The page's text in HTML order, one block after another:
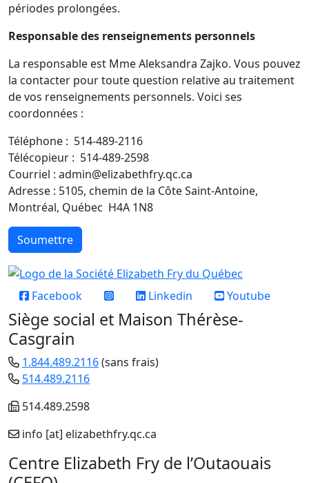
périodes prolongées.
Responsable des renseignements personnels
La responsable est Mme Aleksandra Zajko. Vous pouvez
la contacter pour toute question relative au traitement
de vos renseignements personnels. Voici ses
coordonnées :
Téléphone : 514-489-2116
Télécopieur : 514-489-2598
Courriel : admin@elizabethfry.qc.ca
Adresse : 5105, chemin de la Côte Saint-Antoine,
Montréal, Québec H4A 1N8
Soumettre
Réseaux sociaux
Facebook Linkedin Youtube
Siège social et Maison Thérèse-
Casgrain
1.844.489.2116(sans frais)
514.489.2116
514.489.2598
info [at] elizabethfry.qc.ca
Centre Elizabeth Fry de l’Outaouais